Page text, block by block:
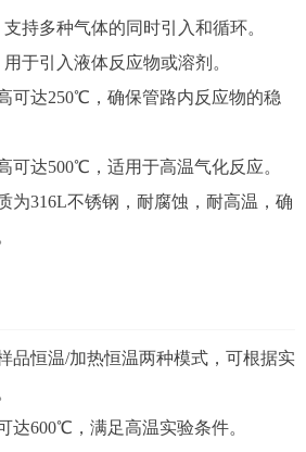
持多种气体的同时引入和循环。
于引入液体反应物或溶剂。
可达250℃，确保管路内反应物的稳
可达500℃，适用于高温气化反应。
为316L不锈钢，耐腐蚀，耐高温，确
品恒温/加热恒温两种模式，可根据实
达600℃，满足高温实验条件。